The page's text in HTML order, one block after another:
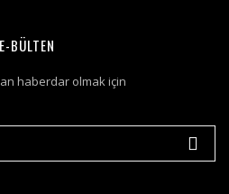
E-BÜLTEN
haberdar olmak için